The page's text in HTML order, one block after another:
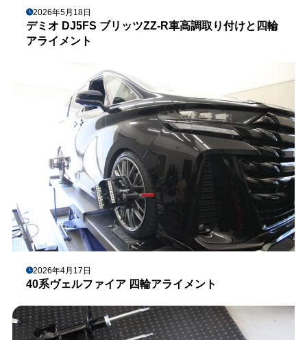
2026年5月18日
デミオ DJ5FS ブリッツZZ-R車高調取り付けと四輪
アライメント
2026年4月17日
40系ヴェルファイア 四輪アライメント